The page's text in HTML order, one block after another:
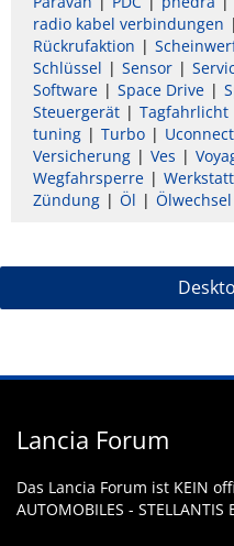
radio kabel verbindungen
Rückrufaktion
Schlüssel
Sensor
Software
Space Drive
Steuergerät
Tagfahrlicht
tuning
Turbo Uconnect
Versicherung
Ves
Wegfahrsperre
Werkstatt
Zündung
Öl Ölwechsel
Lancia Forum
Das Lancia Forum ist KEIN
AUTOMOBILES - STELLANTIS